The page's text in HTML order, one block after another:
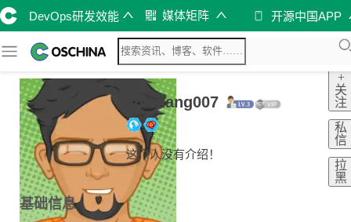
DevOps研发效能 媒体矩阵 开源中国APP
zhizhang007
这个人没有介绍！
+
关
注
私
信
拉
黑
基础信息